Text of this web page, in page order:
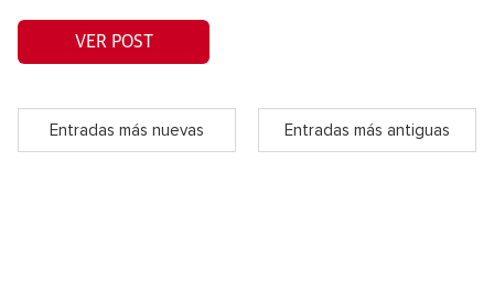
VER POST
Entradas más nuevas Entradas más antiguas